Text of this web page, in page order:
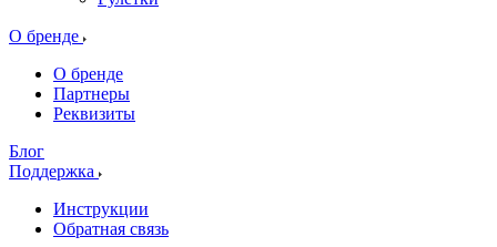
О бренде
О бренде
Партнеры
Реквизиты
Блог
Поддержка
Инструкции
Обратная связь